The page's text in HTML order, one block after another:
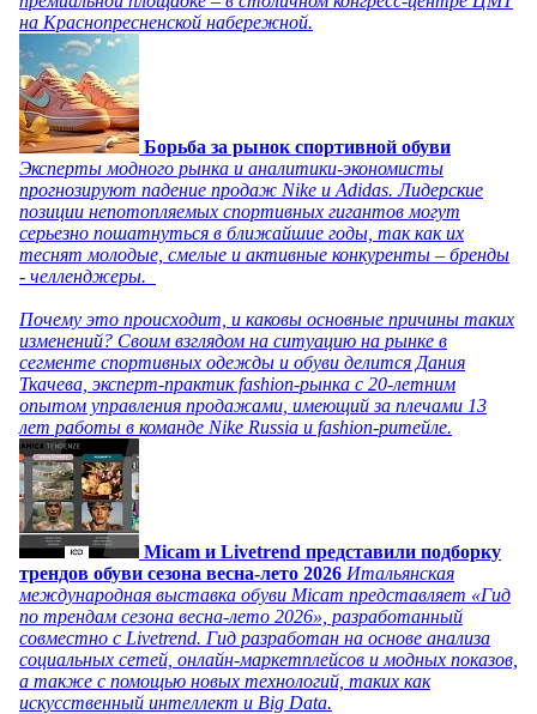
на Краснопресненской набережной.
Борьба за рынок спортивной обуви
Эксперты модного рынка и аналитики-экономисты
прогнозируют падение продаж Nike и Adidas. Лидерские
позиции непотопляемых спортивных гигантов могут
серьезно пошатнуться в ближайшие годы, так как их
теснят молодые, смелые и активные конкуренты – бренды
- челленджеры.
Почему это происходит, и каковы основные причины таких
изменений? Своим взглядом на ситуацию на рынке в
сегменте спортивных одежды и обуви делится Дания
Ткачева, эксперт-практик fashion-рынка с 20-летним
опытом управления продажами, имеющий за плечами 13
лет работы в команде Nike Russia и fashion-ритейле.
Micam и Livetrend представили подборку
трендов обуви сезона весна-лето 2026 Итальянская
международная выставка обуви Micam представляет «Гид
по трендам сезона весна-лето 2026», разработанный
совместно с Livetrend. Гид разработан на основе анализа
социальных сетей, онлайн-маркетплейсов и модных показов,
а также с помощью новых технологий, таких как
искусственный интеллект и Big Data.